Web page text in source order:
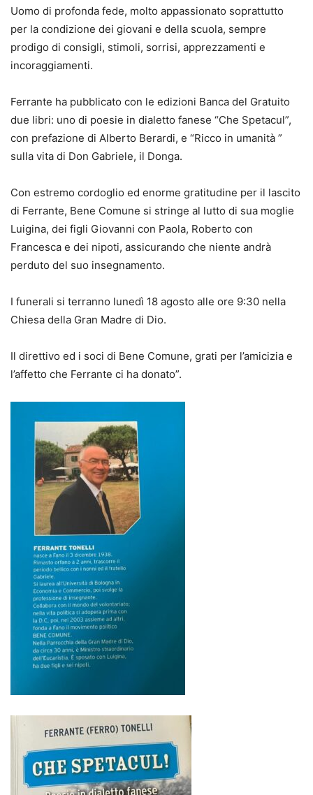
Uomo di profonda fede, molto appassionato soprattutto
per la condizione dei giovani e della scuola, sempre
prodigo di consigli, stimoli, sorrisi, apprezzamenti e
incoraggiamenti.
Ferrante ha pubblicato con le edizioni Banca del Gratuito
due libri: uno di poesie in dialetto fanese “Che Spetacul”,
con prefazione di Alberto Berardi, e “Ricco in umanità ”
sulla vita di Don Gabriele, il Donga.
Con estremo cordoglio ed enorme gratitudine per il lascito
di Ferrante, Bene Comune si stringe al lutto di sua moglie
Luigina, dei figli Giovanni con Paola, Roberto con
Francesca e dei nipoti, assicurando che niente andrà
perduto del suo insegnamento.
I funerali si terranno lunedì 18 agosto alle ore 9:30 nella
Chiesa della Gran Madre di Dio.
Il direttivo ed i soci di Bene Comune, grati per l’amicizia e
l’affetto che Ferrante ci ha donato”.